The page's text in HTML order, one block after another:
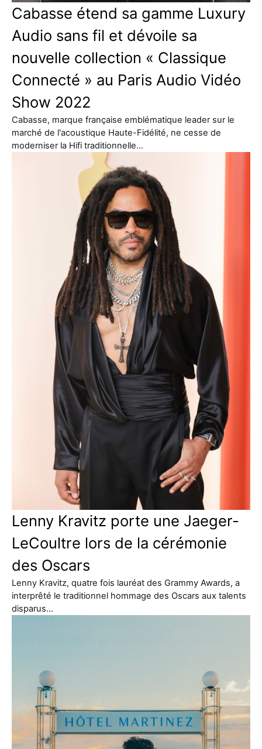
Cabasse étend sa gamme Luxury
Audio sans fil et dévoile sa
nouvelle collection « Classique
Connecté » au Paris Audio Vidéo
Show 2022
Cabasse, marque française emblématique leader sur le
marché de l'acoustique Haute-Fidélité, ne cesse de
moderniser la Hifi traditionnelle…
Lenny Kravitz porte une Jaeger-
LeCoultre lors de la cérémonie
des Oscars
Lenny Kravitz, quatre fois lauréat des Grammy Awards, a
interprêté le traditionnel hommage des Oscars aux talents
disparus…